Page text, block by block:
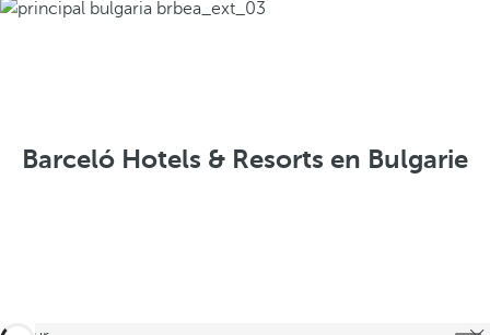
Barceló Hotels & Resorts en Bulgarie